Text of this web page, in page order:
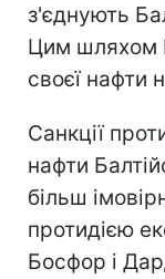
з'єднують
Цим шляхом
своєї нафти
Санкції
нафти
більш
протидією
Босфор і